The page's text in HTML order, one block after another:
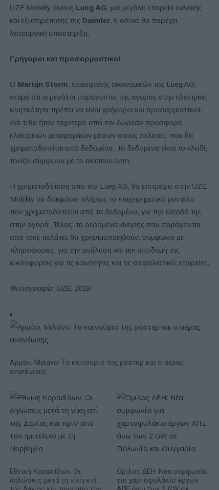
UZE Mobility είναι η Lueg AG, μια μεγάλη εταιρεία λιανικής
και εξυπηρέτησης της Daimler, η οποία θα παρέχει
λειτουργική υποστήριξη.
Γρήγοροι και προσαρμοστικοί
Ο Martijn Storm, επικεφαλής οικονομικών της Lueg AG,
εκτιμά ότι οι μεγάλοι παράγοντες της αγοράς στην ηλεκτρική
κινητικότητα πρέπει να είναι γρήγοροι και προσαρμοστικοί.
Και τι θα ήταν ταχύτερο από την δωρεάν προσφορά
ηλεκτρικών μεταφορικών μέσων στους πελάτες, που θα
χρηματοδοτείται από δεδομένα; Τα δεδομένα είναι το κλειδί,
τονίζει σύμφωνα με το electrive.com.
Η χρηματοδότηση από την Lueg AG, θα επιτρέψει στην UZE
Mobility να δοκιμάσει πλήρως το επιχειρηματικό μοντέλο
που χρηματοδοτείται από τα δεδομένα, για την είσοδό της
στην αγορά. Τέλος, τα δεδομένα κίνησης που παράγονται
από τους πελάτες θα χρησιμοποιηθούν, σύμφωνα με
πληροφορίες, για την ανάλυση και την υποδομή της
κυκλοφορίας για τις κοινότητες και τις ασφαλιστικές εταιρείες.
Φωτογραφία: UZE, 2018
Αρμάνι Μιλάνο: Το καινούριο της ρόστερ και ο αέρας
ανανέωσης
Εθνική Κορασίδων: Οι
δηλώσεις μετά τη νίκη επί
Όμιλος ΔΕΗ: Νέα συμφωνία
για χαρτοφυλάκιο έργων